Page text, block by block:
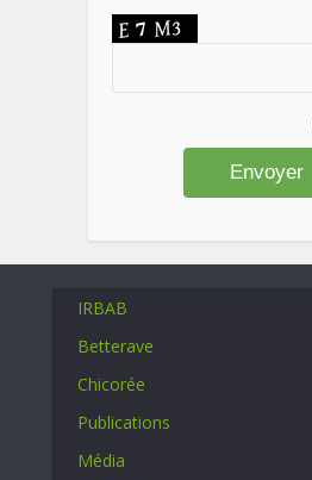
IRBAB
Betterave
Chicorée
Publications
Média